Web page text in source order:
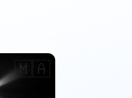
🇲🇦